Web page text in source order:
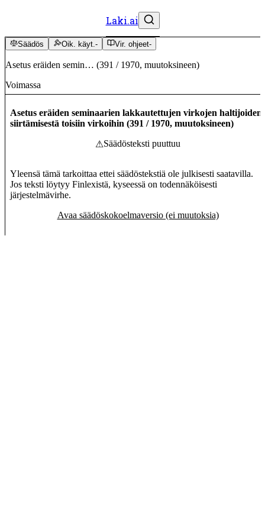
Laki.ai
Säädös Oik. käyt.- Vir. ohjeet-
Asetus eräiden semin… (391 / 1970, muutoksineen)
Voimassa
Asetus eräiden seminaarien lakkautettujen virkojen haltijoiden
siirtämisestä toisiin virkoihin (391 / 1970, muutoksineen)
⚠Säädösteksti puuttuu
Yleensä tämä tarkoittaa ettei säädöstekstiä ole julkisesti saatavilla.
Jos teksti löytyy Finlexistä, kyseessä on todennäköisesti
järjestelmävirhe.
Avaa säädöskokoelmaversio (ei muutoksia)